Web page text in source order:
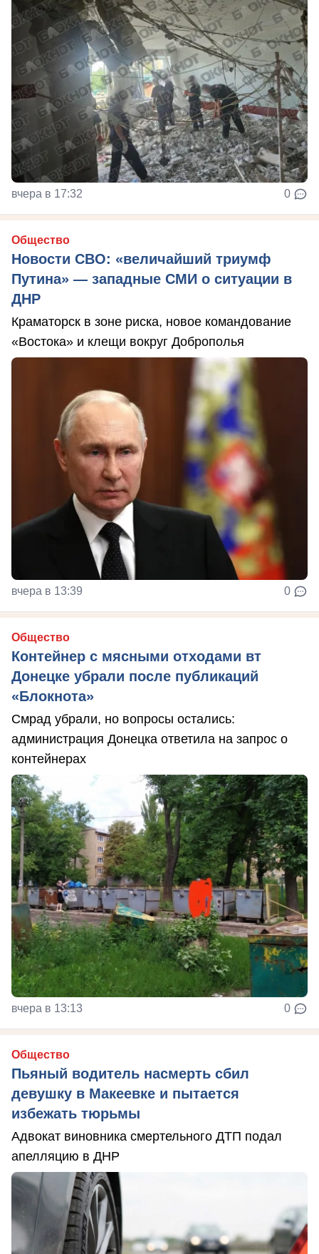
вчера в 17:32 0
Общество
Новости СВО: «величайший триумф
Путина» — западные СМИ о ситуации в
ДНР
Краматорск в зоне риска, новое командование
«Востока» и клещи вокруг Доброполья
вчера в 13:39 0
Общество
Контейнер с мясными отходами вт
Донецке убрали после публикаций
«Блокнота»
Смрад убрали, но вопросы остались:
администрация Донецка ответила на запрос о
контейнерах
вчера в 13:13 0
Общество
Пьяный водитель насмерть сбил
девушку в Макеевке и пытается
избежать тюрьмы
Адвокат виновника смертельного ДТП подал
апелляцию в ДНР